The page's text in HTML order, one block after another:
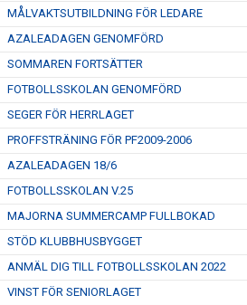
MÅLVAKTSUTBILDNING FÖR LEDARE
AZALEADAGEN GENOMFÖRD
SOMMAREN FORTSÄTTER
FOTBOLLSSKOLAN GENOMFÖRD
SEGER FÖR HERRLAGET
PROFFSTRÄNING FÖR PF2009-2006
AZALEADAGEN 18/6
FOTBOLLSSKOLAN V.25
MAJORNA SUMMERCAMP FULLBOKAD
STÖD KLUBBHUSBYGGET
ANMÄL DIG TILL FOTBOLLSSKOLAN 2022
VINST FÖR SENIORLAGET